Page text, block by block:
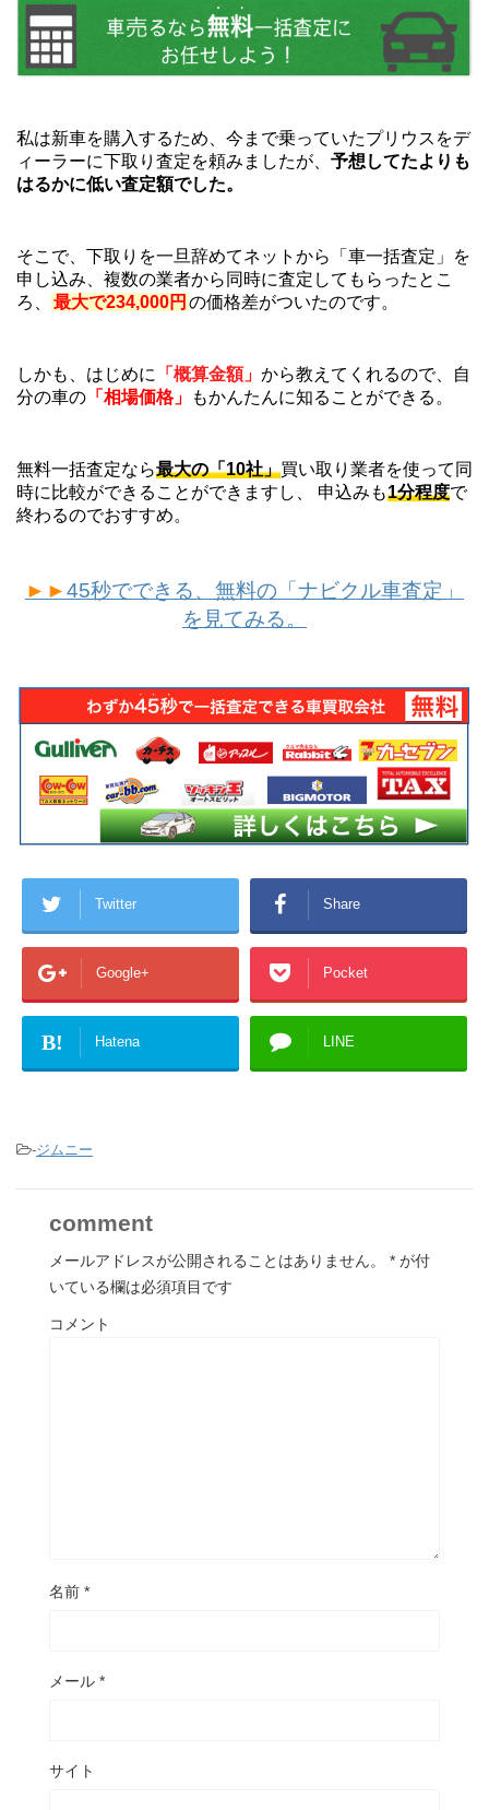
私は新車を購入するため、今まで乗っていたプリウスをデ
ィーラーに下取り査定を頼みましたが、 予想してたよりも
はるかに低い査定額でした。
そこで、下取りを一旦辞めてネットから「車一括査定」を
申し込み、複数の業者から同時に査定してもらったとこ
ろ、
最大で234,000円 の価格差がついたのです。
しかも、はじめに 「概算金額」 から教えてくれるので、自
分の車の 「相場価格」 もかんたんに知ることができる。
無料一括査定なら最大の「10社」買い取り業者を使って同
時に比較ができることができますし、 申込みも1分程度で
終わるのでおすすめ。
►►45秒でできる、無料の「ナビクル車査定」
を見てみる。
Twitter Share
Google+ Pocket
B! Hatena LINE
-ジムニー
comment
メールアドレスが公開されることはありません。 * が付
いている欄は必須項目です
コメント
名前 *
メール *
サイト